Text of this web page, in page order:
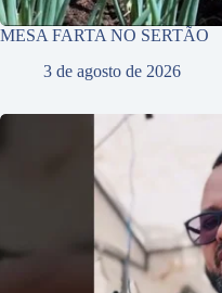
MESA FARTA NO SERTÃO
3 de agosto de 2026